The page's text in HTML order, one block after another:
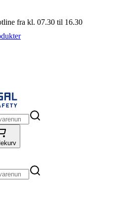
fra kl. 07.30 til 16.30